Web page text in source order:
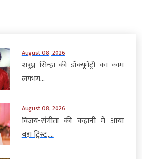
August 08, 2026
शत्रुघ्न सिन्हा की डॉक्यूमेंट्री का काम
लगभग...
August 08, 2026
विजय-संगीता की कहानी में आया
बड़ा ट्विस्ट,...